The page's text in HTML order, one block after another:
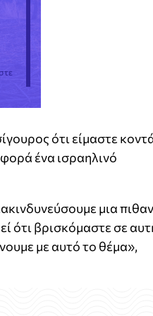
ότι είμαστε
ένα ισραηλινό
μια
ότι βρισκόμαστε σε
με αυτό το θέμα»,